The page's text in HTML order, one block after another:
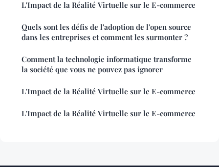
L'Impact de la Réalité Virtuelle sur le E-commerce
Quels sont les défis de l'adoption de l'open source
dans les entreprises et comment les surmonter ?
Comment la technologie informatique transforme
la société que vous ne pouvez pas ignorer
L'Impact de la Réalité Virtuelle sur le E-commerce
L'Impact de la Réalité Virtuelle sur le E-commerce